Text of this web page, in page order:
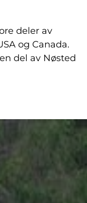
deler av
og Canada.
del av Nøsted